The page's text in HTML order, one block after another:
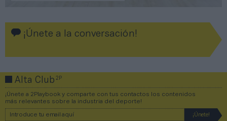
¡Únete a la conversación!
Alta Club2P
¡Únete a 2Playbook y comparte con tus contactos los contenidos
más relevantes sobre la industria del deporte!